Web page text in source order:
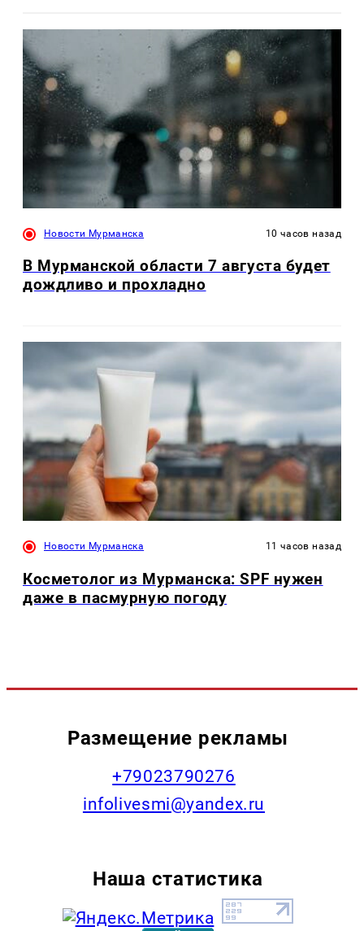
Новости Мурманска 10 часов назад
В Мурманской области 7 августа будет
дождливо и прохладно
Новости Мурманска 11 часов назад
Косметолог из Мурманска: SPF нужен
даже в пасмурную погоду
Размещение рекламы
+79023790276
infolivesmi@yandex.ru
Наша статистика